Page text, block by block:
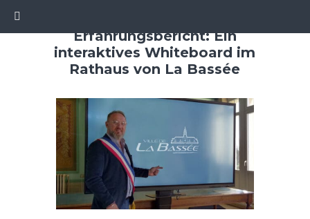
Erfahrungsbericht: Ein
interaktives Whiteboard im
Rathaus von La Bassée